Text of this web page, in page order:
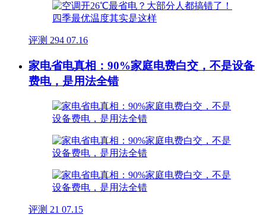
评测 294 07.16
家电省电真相：90%家庭电费白交，不是设备
费电，是用法全错
评测 21 07.15